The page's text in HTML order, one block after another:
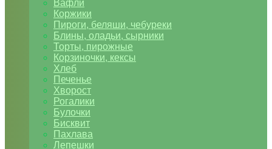
Вафли
Коржики
Пироги, беляши, чебуреки
Блины, оладьи, сырники
Торты, пирожные
Корзиночки, кексы
Хлеб
Печенье
Хворост
Рогалики
Булочки
Бисквит
Пахлава
Лепешки